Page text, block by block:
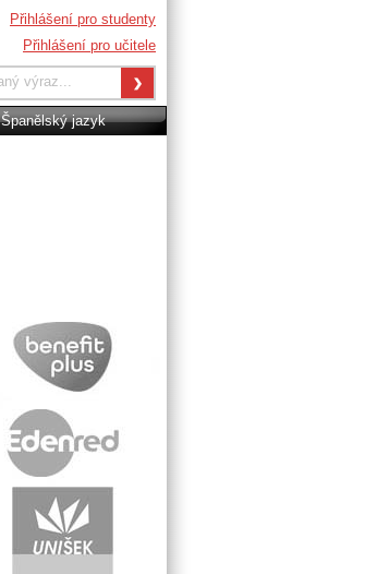
Přihlášení pro studenty
Přihlášení pro učitele
Španělský jazyk